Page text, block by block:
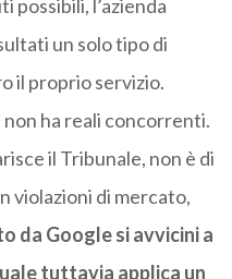
l’azienda
un solo tipo di
il proprio servizio.
non ha reali concorrenti.
il Tribunale, non è di
violazioni di mercato,
da Google si avvicini a
tuttavia applica un